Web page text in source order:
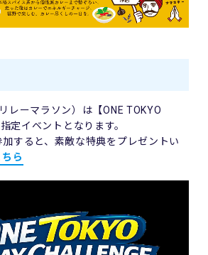
レーマラソン）は【ONE TOKYO
定イベントとなります。
すると、素敵な特典をプレゼントい
ら